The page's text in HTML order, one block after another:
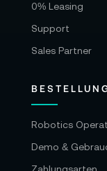
0% Leasing
Support
Sales Partner
Robotics
Demo &